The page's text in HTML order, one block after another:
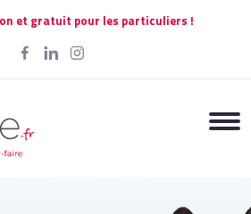
et gratuit pour les particuliers !